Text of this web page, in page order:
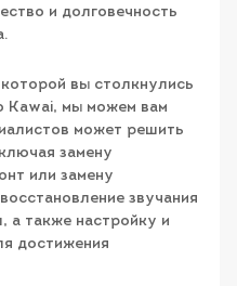
и долговечность
вы столкнулись
Kawai, мы можем вам
может решить
замену
или замену
звучания
а также настройку и
достижения